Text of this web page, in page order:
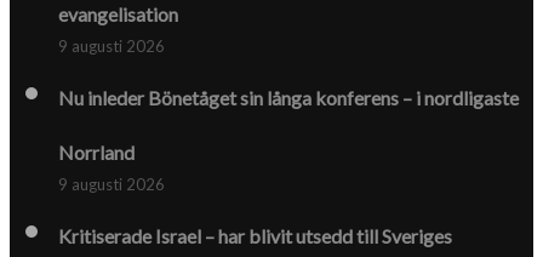
evangelisation
9 augusti 2026
Nu inleder Bönetåget sin långa konferens – i nordligaste
Norrland
9 augusti 2026
Kritiserade Israel – har blivit utsedd till Sveriges